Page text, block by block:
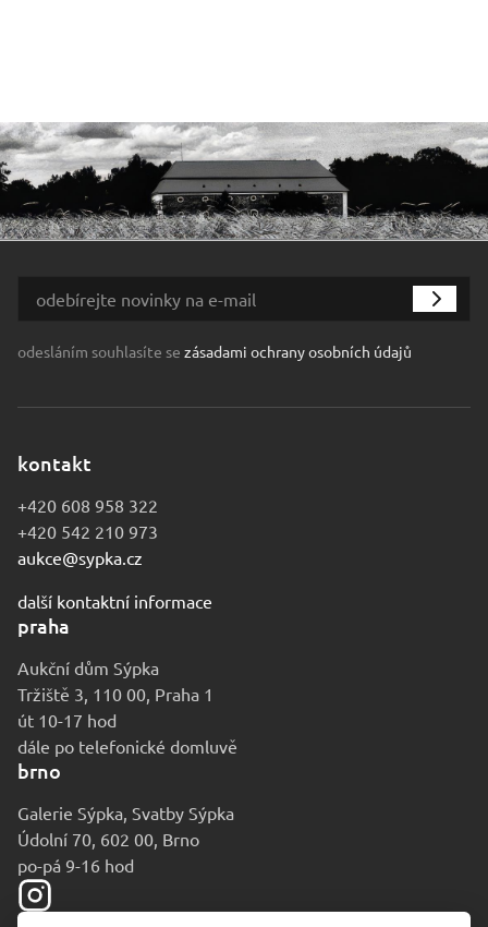
odesláním souhlasíte se zásadami ochrany osobních údajů
kontakt
+420 608 958 322
+420 542 210 973
aukce@sypka.cz
další kontaktní informace
praha
Aukční dům Sýpka
Tržiště 3, 110 00, Praha 1
út 10-17 hod
dále po telefonické domluvě
brno
Galerie Sýpka, Svatby Sýpka
Údolní 70, 602 00, Brno
po-pá 9-16 hod